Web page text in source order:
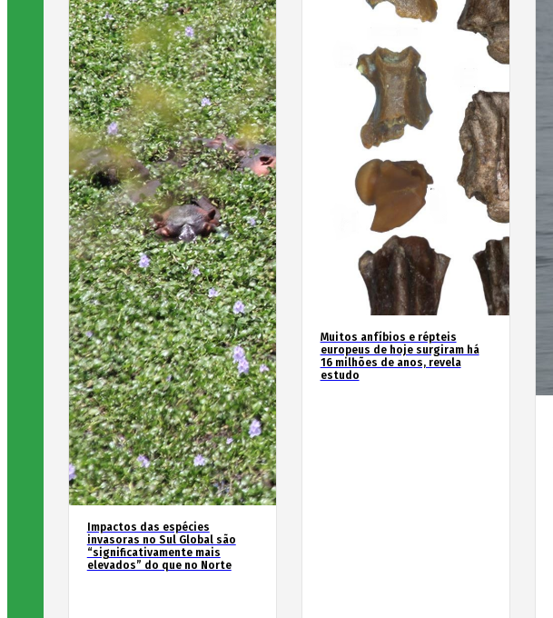
Impactos das espécies
invasoras no Sul Global são
“significativamente mais
elevados” do que no Norte
Muitos anfíbios e répteis
europeus de hoje surgiram há
16 milhões de anos, revela
estudo